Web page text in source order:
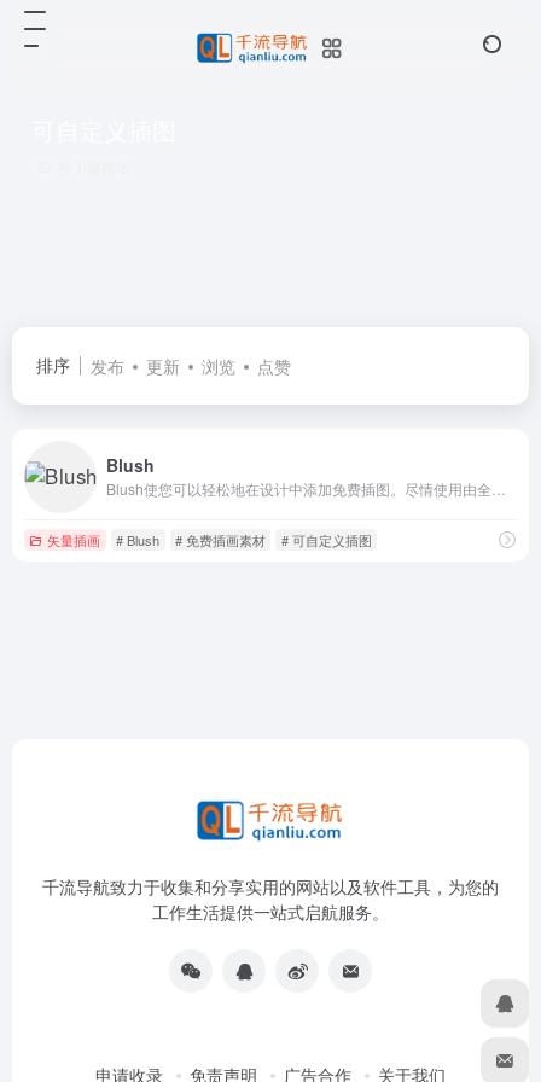
排序 发布 更新 浏览 点赞
Blush
矢量插画 # Blush # 免费插画素材 # 可自定义插图
千流导航致力于收集和分享实用的网站以及软件工具，为您的
工作生活提供一站式启航服务。
申请收录 免责声明 广告合作 关于我们